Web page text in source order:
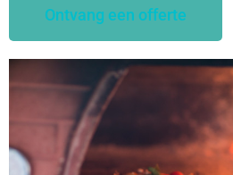
Ontvang een offerte